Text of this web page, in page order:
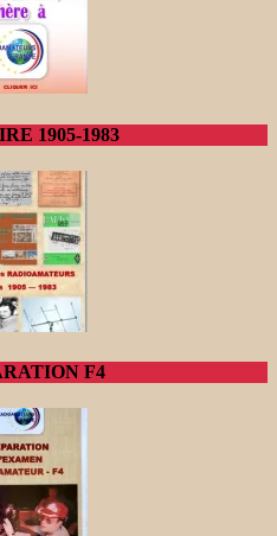
1905-1983
F4